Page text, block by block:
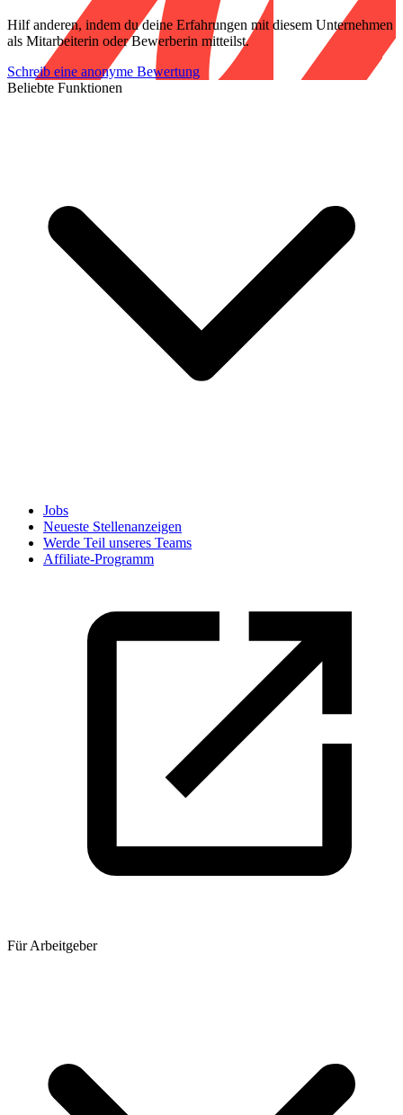
Hilf anderen, indem du deine Erfahrungen mit diesem Unternehmen
als Mitarbeiterin oder Bewerberin mitteilst.
Schreib eine anonyme Bewertung
Beliebte Funktionen
Jobs
Neueste Stellenanzeigen
Werde Teil unseres Teams
Affiliate-Programm
Für Arbeitgeber